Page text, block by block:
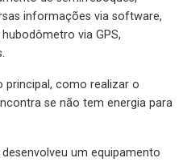
informações via software,
via GPS,
principal, como realizar o
se não tem energia para
um equipamento